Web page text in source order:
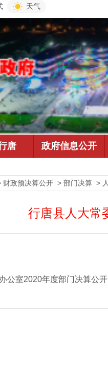
天气
财政预决算公开 > 部门决算 >
行唐县人大常
公室2020年度部门决算公开